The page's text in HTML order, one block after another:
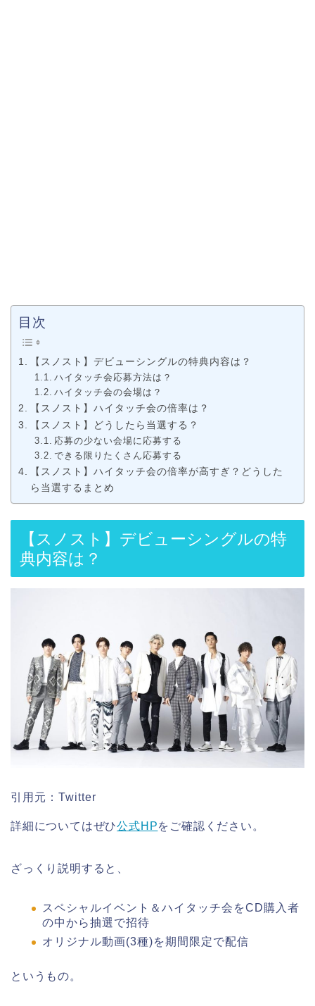
目次
【スノスト】デビューシングルの特典内容は？
ハイタッチ会応募方法は？
ハイタッチ会の会場は？
【スノスト】ハイタッチ会の倍率は？
【スノスト】どうしたら当選する？
応募の少ない会場に応募する
できる限りたくさん応募する
【スノスト】ハイタッチ会の倍率が高すぎ？どうした
ら当選するまとめ
【スノスト】デビューシングルの特
典内容は？
引用元：Twitter
詳細についてはぜひ公式HPをご確認ください。
ざっくり説明すると、
スペシャルイベント＆ハイタッチ会をCD購入者
の中から抽選で招待
オリジナル動画(3種)を期間限定で配信
というもの。